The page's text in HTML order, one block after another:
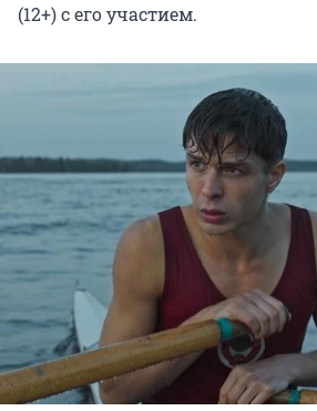
(12+) с его участием.